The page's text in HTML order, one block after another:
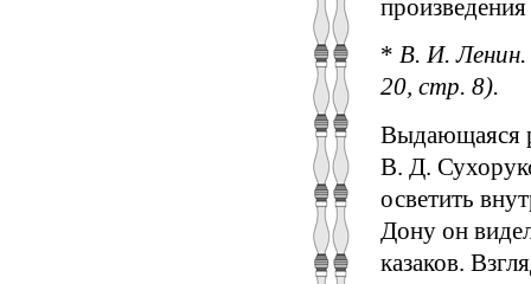
* В. И.
20, стр. 8).
Выдающаяся
В. Д.
осветить
Дону он
казаков.